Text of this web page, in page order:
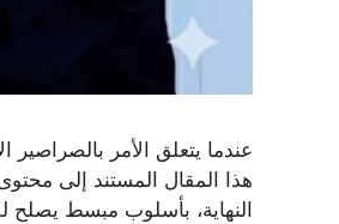
عندما يتعلق الأمر